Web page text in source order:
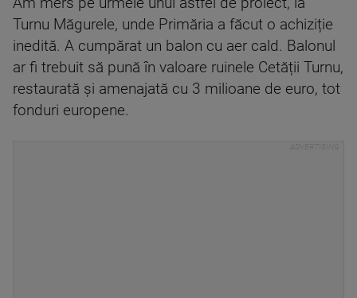
Turnu Măgurele, unde Primăria a făcut o achiziție
inedită. A cumpărat un balon cu aer cald. Balonul
ar fi trebuit să pună în valoare ruinele Cetății Turnu,
restaurată și amenajată cu 3 milioane de euro, tot
fonduri europene.